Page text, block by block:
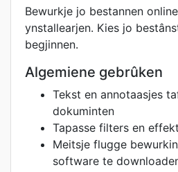
Bewurkje jo bestannen
ynstallearjen. Kies jo
begjinnen.
Algemiene gebrûken
Tekst en annotaasjes
dokuminten
Tapasse filters en
Meitsje flugge
software te